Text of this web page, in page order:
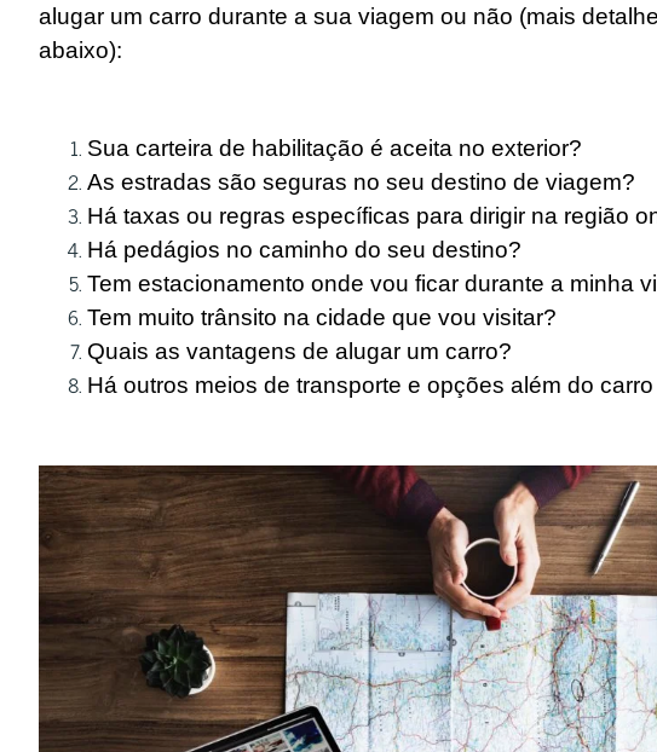
alugar um carro durante a sua viagem ou não (mais
abaixo):
Sua carteira de habilitação é aceita no exterior?
As estradas são seguras no seu destino de viagem?
Há taxas ou regras específicas para dirigir na região
Há pedágios no caminho do seu destino?
Tem estacionamento onde vou ficar durante a minha
Tem muito trânsito na cidade que vou visitar?
Quais as vantagens de alugar um carro?
Há outros meios de transporte e opções além do